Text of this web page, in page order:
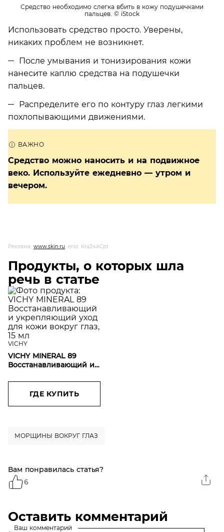
Средство необходимо слегка вбить в кожу подушечками
пальцев. © iStock
Использовать средство просто. Уверены,
никаких проблем не возникнет.
После умывания и тонизирования кожи
нанесите каплю средства на подушечки
пальцев.
Распределите его по контуру глаз легкими
похлопывающими движениями.
Средство можно наносить и на подвижное
веко. Используйте ежедневно — утром и
вечером.
Реклама, www.skin.ru, erid: Kra24ACpt
Продукты, о которых шла
речь в статье
VICHY
VICHY MINERAL 89
Восстанавливающий и
кожи вокруг глаз, 15 мл
ГДЕ КУПИТЬ
МОРЩИНЫ ВОКРУГ ГЛАЗ
Вам понравилась статья?
6
Оставить комментарий
Ваш комментарий